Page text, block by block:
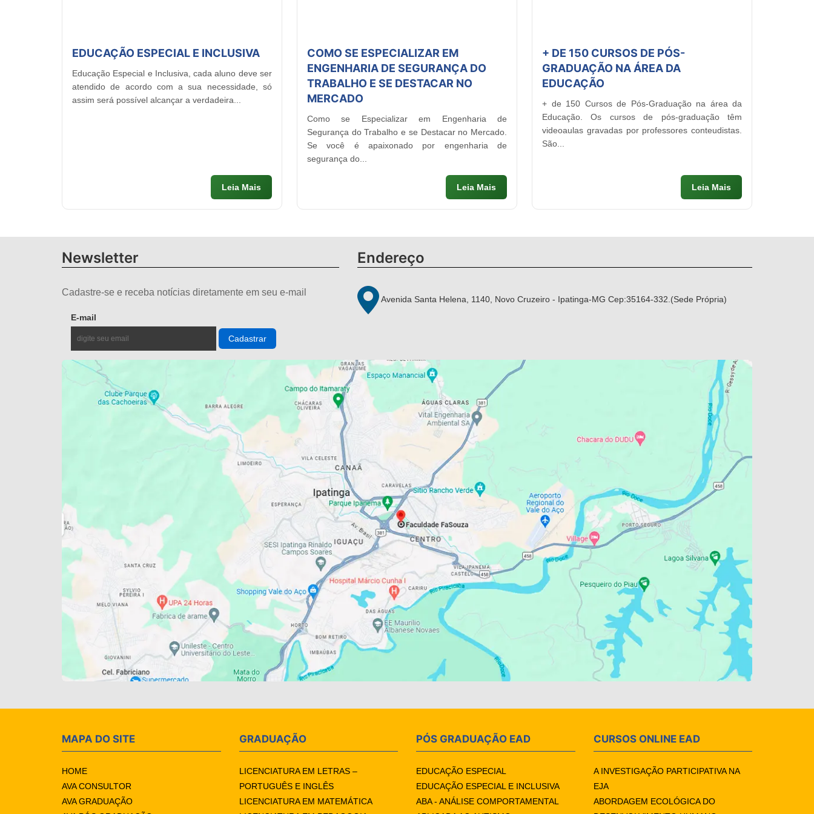
EDUCAÇÃO ESPECIAL E INCLUSIVA
Educação Especial e Inclusiva, cada aluno deve ser
atendido de acordo com a sua necessidade, só
assim será possível alcançar a verdadeira...
Leia Mais
COMO SE ESPECIALIZAR EM
ENGENHARIA DE SEGURANÇA DO
TRABALHO E SE DESTACAR NO
MERCADO
Como se Especializar em Engenharia de
Segurança do Trabalho e se Destacar no Mercado.
Se você é apaixonado por engenharia de
segurança do...
Leia Mais
+ DE 150 CURSOS DE PÓS-
GRADUAÇÃO NA ÁREA DA
EDUCAÇÃO
+ de 150 Cursos de Pós-Graduação na área da
Educação. Os cursos de pós-graduação têm
videoaulas gravadas por professores conteudistas.
São...
Leia Mais
Newsletter
Cadastre-se e receba notícias diretamente em seu e-mail
E-mail
Endereço
Avenida Santa Helena, 1140, Novo Cruzeiro - Ipatinga-MG Cep:35164-332.(Sede Própria)
MAPA DO SITE
HOME
AVA CONSULTOR
AVA GRADUAÇÃO
GRADUAÇÃO
LICENCIATURA EM LETRAS –
PORTUGUÊS E INGLÊS
LICENCIATURA EM MATEMÁTICA
PÓS GRADUAÇÃO EAD
EDUCAÇÃO ESPECIAL
EDUCAÇÃO ESPECIAL E INCLUSIVA
ABA - ANÁLISE COMPORTAMENTAL
CURSOS ONLINE EAD
A INVESTIGAÇÃO PARTICIPATIVA NA
EJA
ABORDAGEM ECOLÓGICA DO